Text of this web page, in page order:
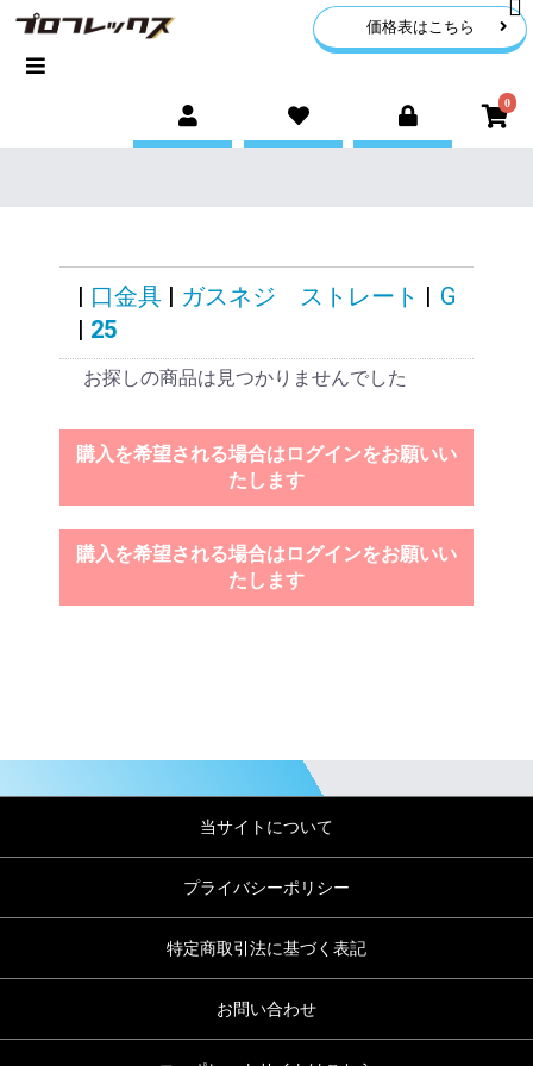
価格表はこちら
0
| 口金具 | ガスネジ ストレート | G
| 25
お探しの商品は見つかりませんでした
購入を希望される場合はログインをお願いい
たします
購入を希望される場合はログインをお願いい
たします
当サイトについて
プライバシーポリシー
特定商取引法に基づく表記
お問い合わせ